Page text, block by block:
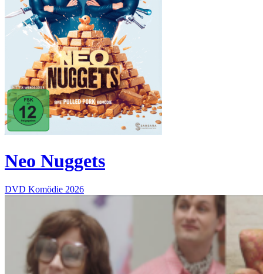
Neo Nuggets
DVD Komödie 2026